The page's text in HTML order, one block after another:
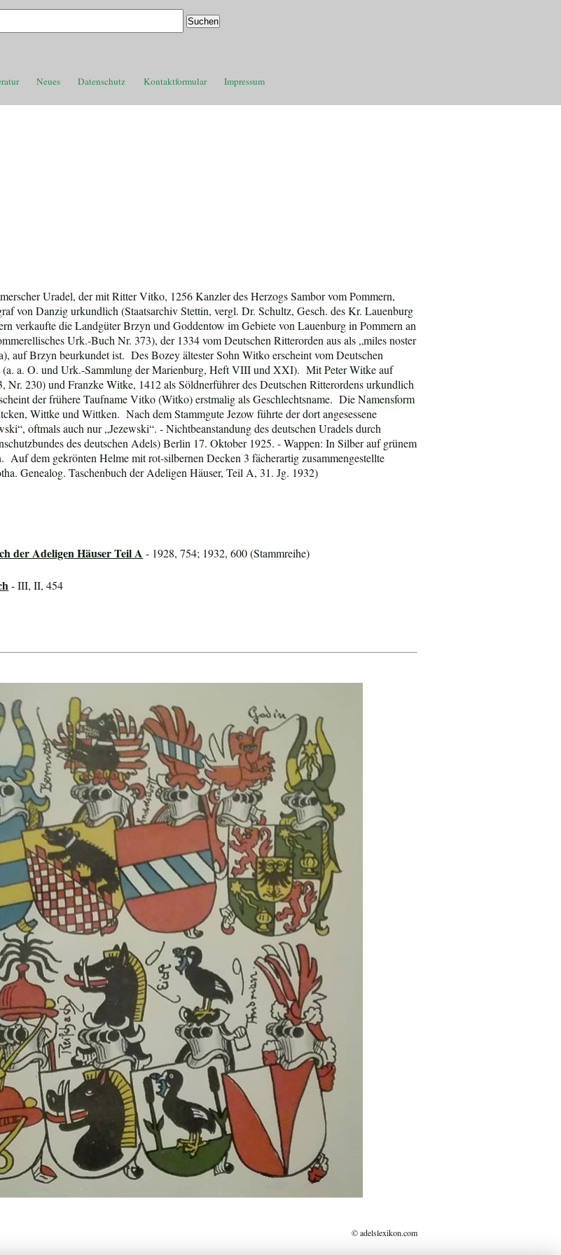
Neues Datenschutz Kontaktformular Impressum
Uradel, der mit Ritter Vitko, 1256 Kanzler des Herzogs Sambor vom Pommern,
von Danzig urkundlich (Staatsarchiv Stettin, vergl. Dr. Schultz, Gesch. des Kr. Lauenburg
verkaufte die Landgüter Brzyn und Goddentow im Gebiete von Lauenburg in Pommern an
Urk.-Buch Nr. 373), der 1334 vom Deutschen Ritterorden aus als „miles noster
auf Brzyn beurkundet ist. Des Bozey ältester Sohn Witko erscheint vom Deutschen
(a. a. O. und Urk.-Sammlung der Marienburg, Heft VIII und XXI). Mit Peter Witke auf
230) und Franzke Witke, 1412 als Söldnerführer des Deutschen Ritterordens urkundlich
der frühere Taufname Vitko (Witko) erstmalig als Geschlechtsname. Die Namensform
Wittke und Wittken. Nach dem Stammgute Jezow führte der dort angesessene
oftmals auch nur „Jezewski“. - Nichtbeanstandung des deutschen Uradels durch
des deutschen Adels) Berlin 17. Oktober 1925. - Wappen: In Silber auf grünem
Auf dem gekrönten Helme mit rot-silbernen Decken 3 fächerartig zusammengestellte
Genealog. Taschenbuch der Adeligen Häuser, Teil A, 31. Jg. 1932)
der Adeligen Häuser Teil A - 1928, 754; 1932, 600 (Stammreihe)
- III, II, 454
© adelslexikon.com